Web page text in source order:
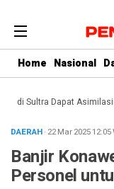
Home Nasional
Dapat Asimilasi dari
DAERAH· 22 Mar 202512:05
Banjir
Personel